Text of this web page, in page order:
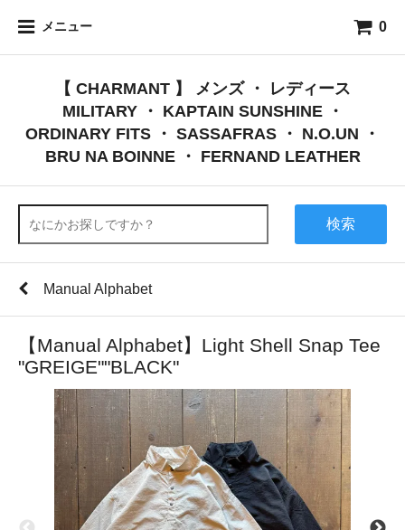
メニュー 0
【 CHARMANT 】 メンズ ・ レディース
MILITARY ・ KAPTAIN SUNSHINE ・
ORDINARY FITS ・ SASSAFRAS ・ N.O.UN ・
BRU NA BOINNE ・ FERNAND LEATHER
検索
Manual Alphabet
【Manual Alphabet】Light Shell Snap Tee
"GREIGE""BLACK"